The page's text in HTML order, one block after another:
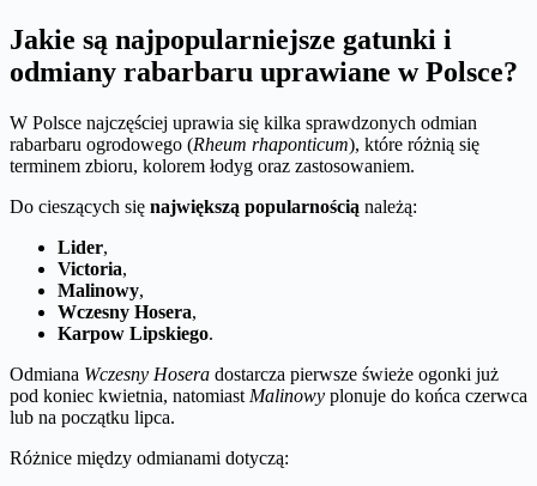
Jakie są najpopularniejsze gatunki i
odmiany rabarbaru uprawiane w Polsce?
W Polsce najczęściej uprawia się kilka sprawdzonych odmian
rabarbaru ogrodowego (Rheum rhaponticum), które różnią się
terminem zbioru, kolorem łodyg oraz zastosowaniem.
Do cieszących się największą popularnością należą:
Lider,
Victoria,
Malinowy,
Wczesny Hosera,
Karpow Lipskiego.
Odmiana Wczesny Hosera dostarcza pierwsze świeże ogonki już
pod koniec kwietnia, natomiast Malinowy plonuje do końca czerwca
lub na początku lipca.
Różnice między odmianami dotyczą: